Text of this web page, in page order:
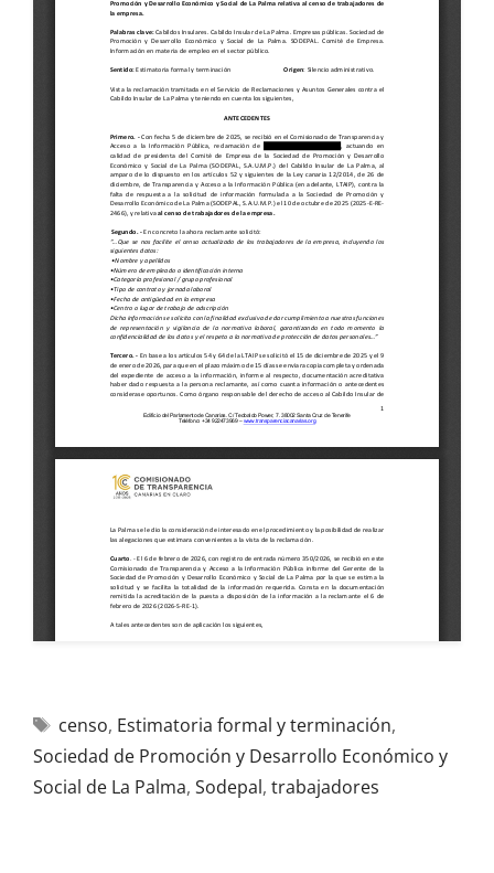
censo, Estimatoria formal y terminación,
Sociedad de Promoción y Desarrollo Económico y
Social de La Palma, Sodepal, trabajadores